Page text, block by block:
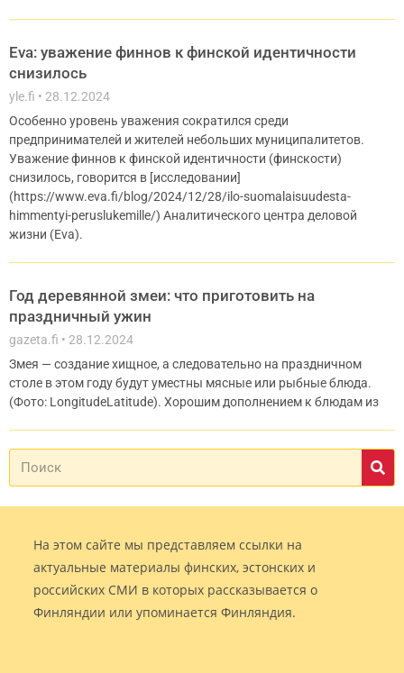
Eva: уважение финнов к финской идентичности
снизилось
yle.fi
28.12.2024
Особенно уровень уважения сократился среди
предпринимателей и жителей небольших муниципалитетов.
Уважение финнов к финской идентичности (финскости)
снизилось, говорится в [исследовании]
(https://www.eva.fi/blog/2024/12/28/ilo-suomalaisuudesta-
himmentyi-peruslukemille/) Аналитического центра деловой
жизни (Eva).
Год деревянной змеи: что приготовить на
праздничный ужин
gazeta.fi
28.12.2024
Змея — создание хищное, а следовательно на праздничном
столе в этом году будут уместны мясные или рыбные блюда.
(Фото: LongitudeLatitude). Хорошим дополнением к блюдам из
На этом сайте мы представляем ссылки на
актуальные материалы финских, эстонских и
российских СМИ в которых рассказывается о
Финляндии или упоминается Финляндия.